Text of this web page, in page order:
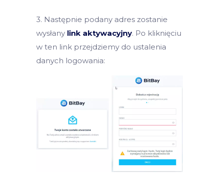
3. Następnie podany adres zostanie
wysłany link aktywacyjny. Po kliknięciu
w ten link przejdziemy do ustalenia
danych logowania: